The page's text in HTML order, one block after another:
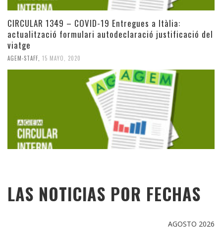
CIRCULAR 1349 – COVID-19 Entregues a Itàlia:
actualització formulari autodeclaració justificació del
viatge
AGEM-STAFF 15 MAYO, 2020
LAS NOTICIAS POR FECHAS
AGOSTO 2026